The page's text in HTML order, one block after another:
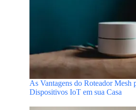
As Vantagens do Roteador Mesh
Dispositivos IoT em sua Casa